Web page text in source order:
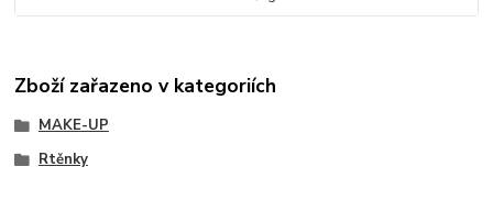
Zboží zařazeno v kategoriích
MAKE-UP
Rtěnky